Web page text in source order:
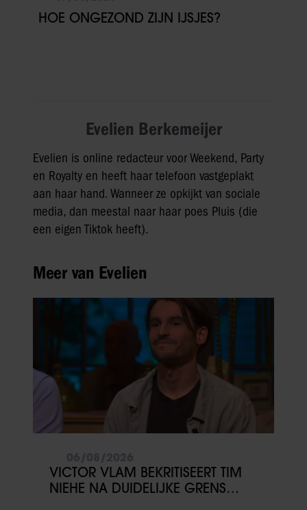
HOE ONGEZOND ZIJN IJSJES?
Evelien Berkemeijer
Evelien is online redacteur voor Weekend, Party
en Royalty en heeft haar telefoon vastgeplakt
aan haar hand. Wanneer ze opkijkt van sociale
media, dan meestal naar haar poes Pluis (die
een eigen Tiktok heeft).
Meer van Evelien
VICTOR VLAM BEKRITISEERT TIM
NIEHE NA DUIDELIJKE GRENS